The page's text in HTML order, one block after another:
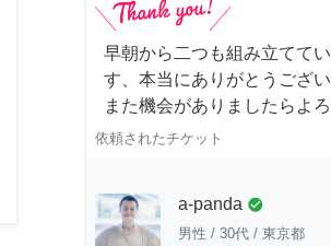
早朝から二つも組み立てて
す、本当にありがとうござ
また機会がありましたらよ
依頼されたチケット
a-panda check_circle
男性 / 30代 / 東京都